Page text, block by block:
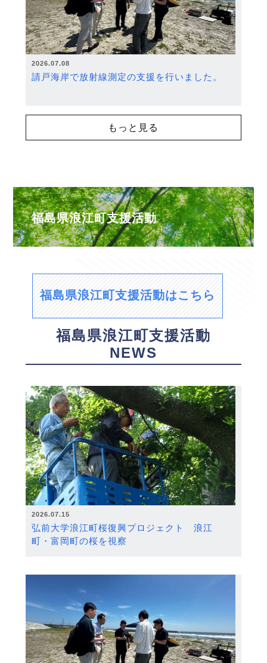
2026.07.08
請戸海岸で放射線測定の支援を行いました。
もっと見る
福島県浪江町支援活動
福島県浪江町支援活動はこちら
福島県浪江町支援活動
NEWS
2026.07.15
弘前大学浪江町桜復興プロジェクト 浪江
町・富岡町の桜を視察